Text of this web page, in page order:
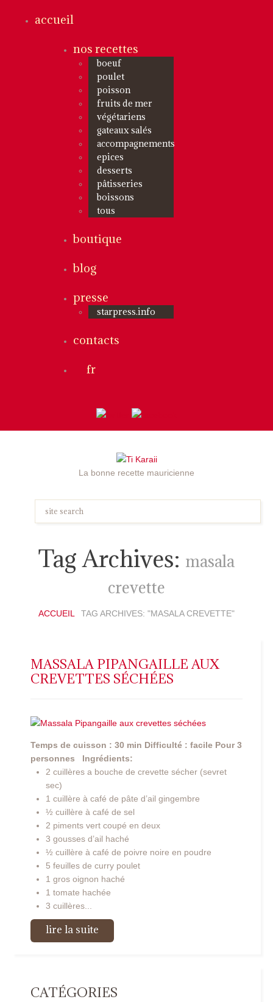
accueil
nos recettes
boeuf
poulet
poisson
fruits de mer
végétariens
gateaux salés
accompagnements
epices
desserts
pâtisseries
boissons
tous
boutique
blog
presse
starpress.info
contacts
fr
La bonne recette mauricienne
Tag Archives: masala
crevette
ACCUEIL TAG ARCHIVES: "MASALA CREVETTE"
MASSALA PIPANGAILLE AUX
CREVETTES SÉCHÉES
Temps de cuisson : 30 min Difficulté : facile Pour 3
personnes
Ingrédients:
2 cuillères a bouche de crevette sécher (sevret
sec)
1 cuillère à café de pâte d’ail gingembre
½ cuillère à café de sel
2 piments vert coupé en deux
3 gousses d’ail haché
½ cuillère à café de poivre noire en poudre
5 feuilles de curry poulet
1 gros oignon haché
1 tomate hachée
3 cuillères...
lire la suite
CATÉGORIES